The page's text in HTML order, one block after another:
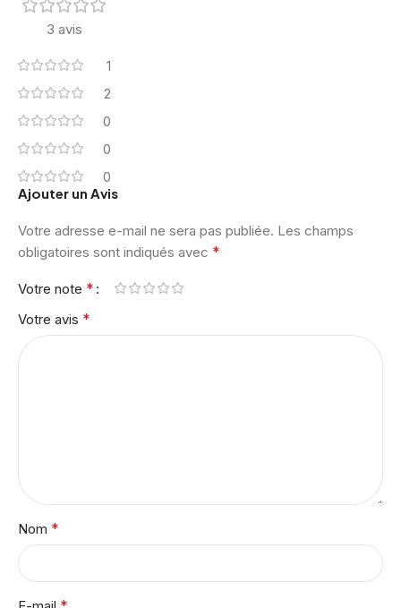
3 avis
1
2
0
0
0
Ajouter un Avis
Votre adresse e-mail ne sera pas publiée. Les champs
obligatoires sont indiqués avec *
Votre note *
Votre avis *
Nom *